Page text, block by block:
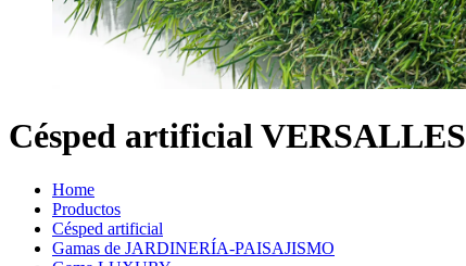
Césped artificial VERSALLES
Home
Productos
Césped artificial
Gamas de JARDINERÍA-PAISAJISMO